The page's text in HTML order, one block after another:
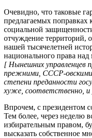
Очевидно, что таковые
предлагаемых поправках
социальной
отчуждение территорий,
нашей тысячелетней
национального права
[ Нынешних управленцев
прежними, СССР-
степени преданности
хуже, соответственно, и
Впрочем, с президентом
Тем более, через неделю
избирательным правом,
высказать собственное